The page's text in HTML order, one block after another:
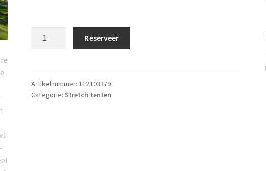
tent
10,5x15
Reserveer
Artikelnummer:112103379
Categorie: Stretch tenten